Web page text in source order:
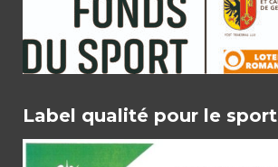
Label qualité pour le sport